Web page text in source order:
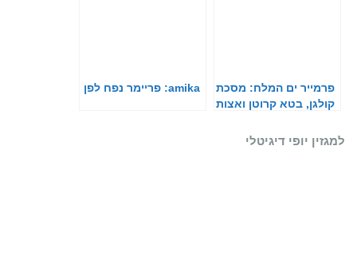
פרמייר ים המלח: מסכת
קולגן, בטא קרוטן ואצות
amika: פריימר נפח לפן
למגזין יופי דיגיטלי